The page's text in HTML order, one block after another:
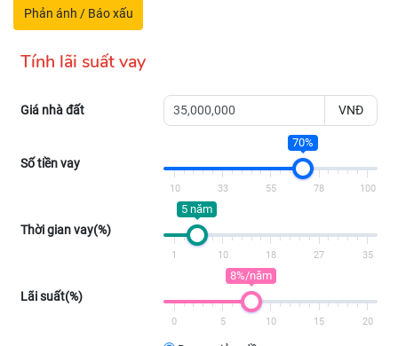
Phản ánh / Báo xấu
Tính lãi suất vay
Giá nhà đất VNĐ
Số tiền vay
70%
10 33 55 78 100
Thời gian vay(%)
5 năm
1 10 18 27 35
Lãi suất(%)
8%/năm
0 5 10 15 20